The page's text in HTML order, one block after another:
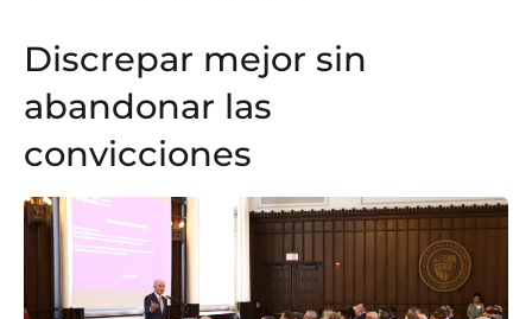
Discrepar mejor sin
abandonar las
convicciones